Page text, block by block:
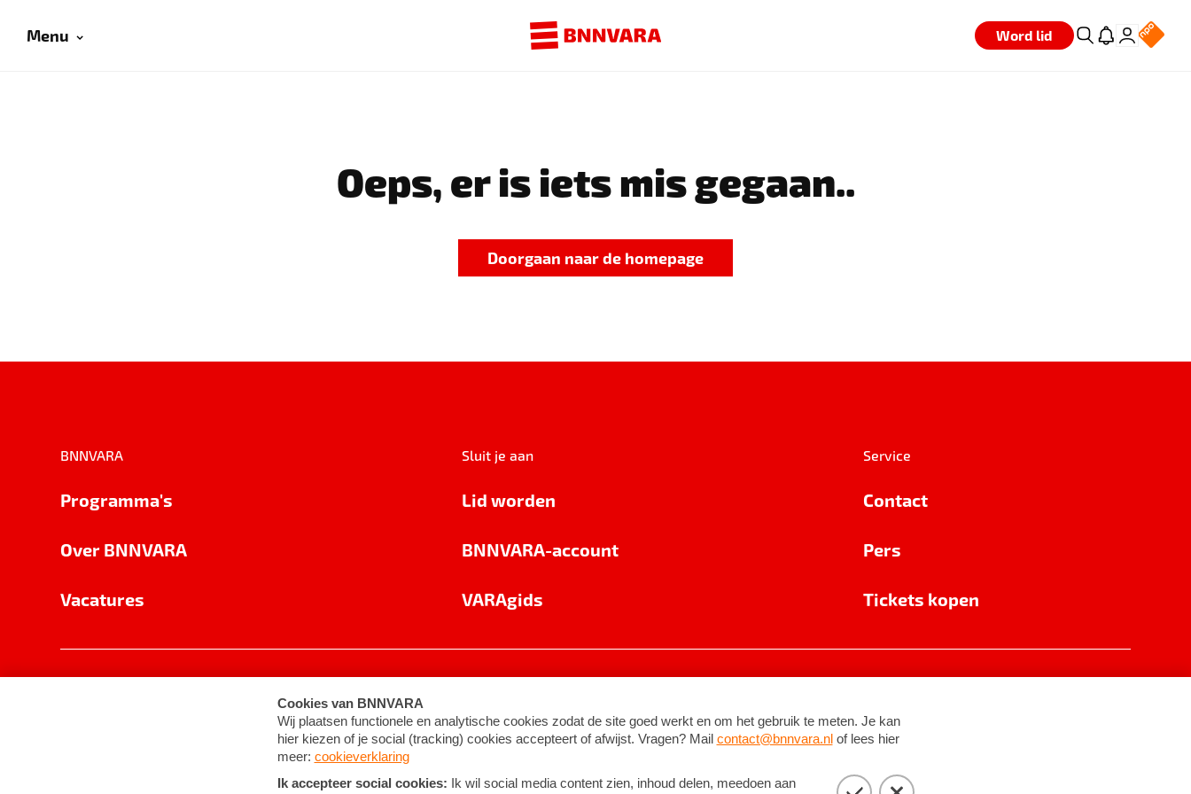
Menu Word lid
Oeps, er is iets mis gegaan..
Doorgaan naar de homepage
BNNVARA
Programma's
Over BNNVARA
Vacatures
Sluit je aan
Lid worden
BNNVARA-account
VARAgids
Service
Contact
Pers
Tickets kopen
Cookie-instellingen Algemene voorwaarden ©2026BNNVARA